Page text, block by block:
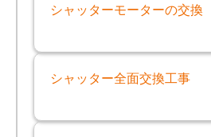
シャッターモーターの交換
シャッター全面交換工事